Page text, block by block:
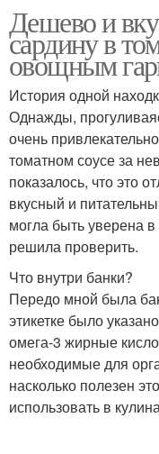
Дешево и
сардину в
овощным
История одной
Однажды,
очень
томатном соусе за
показалось, что это
вкусный и
могла быть уверена в
решила проверить.
Что внутри банки?
Передо мной была
этикетке было
омега-3 жирные
необходимые для
насколько полезен
использовать в